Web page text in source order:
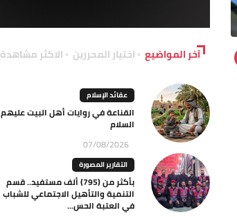
آخر المواضيع اختيار المحررين الاكثر مشاهدة
عقائد الإسلام
القناعة في روايات أهل البيت عليهم
السلام
07/08/2026
التقارير المصورة
بأكثر من (795) ألف مستفيد.. قسم
التنمية والتأهيل الاجتماعي للشباب
في العتبة الحس...